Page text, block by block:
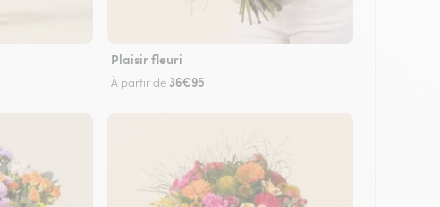
Plaisir fleuri
À partir de 36€95